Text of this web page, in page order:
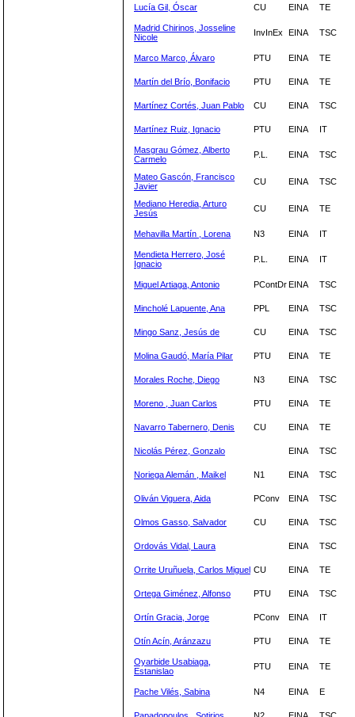
Lucía Gil, Óscar CU EINA TE
Madrid Chirinos, Josseline
Nicole
InvInEx EINA TSC
Marco Marco, Álvaro PTU EINA TE
Martín del Brío, Bonifacio PTU EINA TE
Martínez Cortés, Juan Pablo CU EINA TSC
Martínez Ruiz, Ignacio PTU EINA IT
Masgrau Gómez, Alberto
Carmelo
P.L. EINA TSC
Mateo Gascón, Francisco
Javier
CU EINA TSC
Mediano Heredia, Arturo
Jesús
CU EINA TE
Mehavilla Martín , Lorena N3 EINA IT
Mendieta Herrero, José
Ignacio
P.L. EINA IT
Miguel Artiaga, Antonio PContDrEINA TSC
Mincholé Lapuente, Ana PPL EINA TSC
Mingo Sanz, Jesús de CU EINA TSC
Molina Gaudó, María Pilar PTU EINA TE
Morales Roche, Diego N3 EINA TSC
Moreno , Juan Carlos PTU EINA TE
Navarro Tabernero, Denis CU EINA TE
Nicolás Pérez, Gonzalo EINA TSC
Noriega Alemán , Maikel N1 EINA TSC
Oliván Viguera, Aida PConv EINA TSC
Olmos Gasso, Salvador CU EINA TSC
Ordovás Vidal, Laura EINA TSC
Orrite Uruñuela, Carlos Miguel CU EINA TE
Ortega Giménez, Alfonso PTU EINA TSC
Ortín Gracia, Jorge PConv EINA IT
Otín Acín, Aránzazu PTU EINA TE
Oyarbide Usabiaga,
Estanislao
PTU EINA TE
Pache Vilés, Sabina N4 EINA E